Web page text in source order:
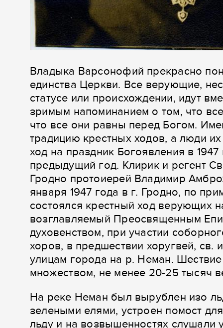
Владыка Варсонофий прекрасно
единства Церкви. Все верующие,
статусе или происхождении, идут
зримым напоминанием о том, что
что все они равны перед Богом.
традицию крестных ходов, а люди
ход на праздник Богоявления в
предыдущий год. Клирик и регент
Гродно протоиерей Владимир
января 1947 года в г. Гродно, по
состоялся крестный ход верующих
возглавляемый Преосвященным
духовенством, при участии
хоров, в предшествии хоругвей, св.
улицам города на р. Неман.
множеством, не менее 20-25 тысяч
На реке Неман был вырублен изо
зелеными елями, устроен помост
льду и на возвышенностях слушали